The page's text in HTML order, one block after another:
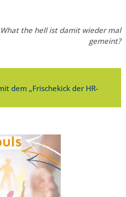
the hell ist damit wieder mal
gemeint?
dem „Frischekick der HR-